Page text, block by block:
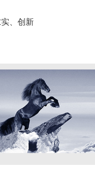
、创新